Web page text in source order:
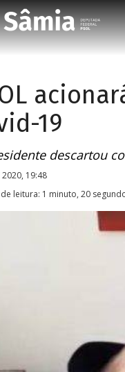
19
descartou
19:48
leitura: 1 minuto, 20